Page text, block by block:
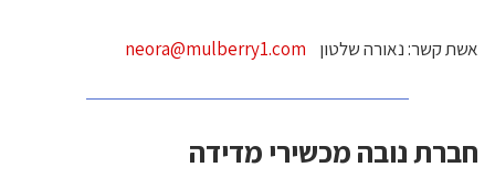
קשר: נאורה שלטוןneora@mulberry1.com
נובה מכשירי מדידה